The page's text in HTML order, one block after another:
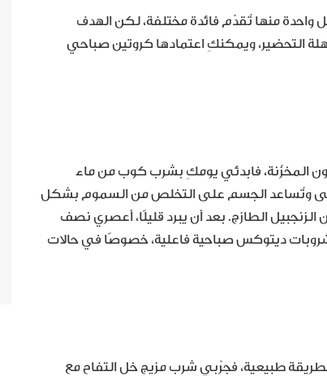
منها تُقدّم فائدة مختلفة، لكن الهدف
التحضير، ويمكنكِ اعتمادها كروتين صباحي
المخزّنة، فابدئي يومكِ بشرب كوب من ماء
وتُساعد الجسم على التخلص من السموم بشكل
الطازج. بعد أن يبرد قليلًا، أعصري نصف
ديتوكس صباحية فاعلية، خصوصًا في حالات
طبيعية، فجرّبي شرب مزيج خل التفاح مع